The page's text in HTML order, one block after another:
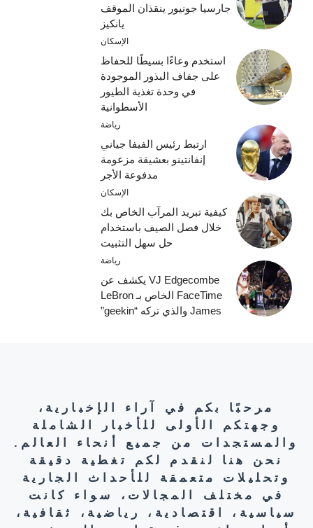
جارسيا جونيور ينقذان الموقف
يانكيز
الإسكان
استخدم وعاءًا بسيطًا للحفاظ
على جفاف البذور الموجودة
في وحدة تغذية الطيور
الأسطوانية
رياضة
ارتبط رئيس الفيفا جياني
إنفانتينو بعشيقة مزعومة
مدفوعة الأجر
الإسكان
كيفية تبريد المرآب الخاص بك
خلال فصل الصيف باستخدام
حل سهل التثبيت
رياضة
VJ Edgecombe يكشف عن
FaceTime الخاص بـ LeBron
James والذي تركه “geekin”
مرحبًا بكم في آراء الإخبارية،
وجهتكم الأولى للأخبار الشاملة
والمستجدات من جميع أنحاء العالم.
نحن هنا لنقدم لكم تغطية دقيقة
وتحليلات متعمقة للأحداث الجارية
في مختلف المجالات، سواء كانت
سياسية، اقتصادية، رياضية، ثقافية،